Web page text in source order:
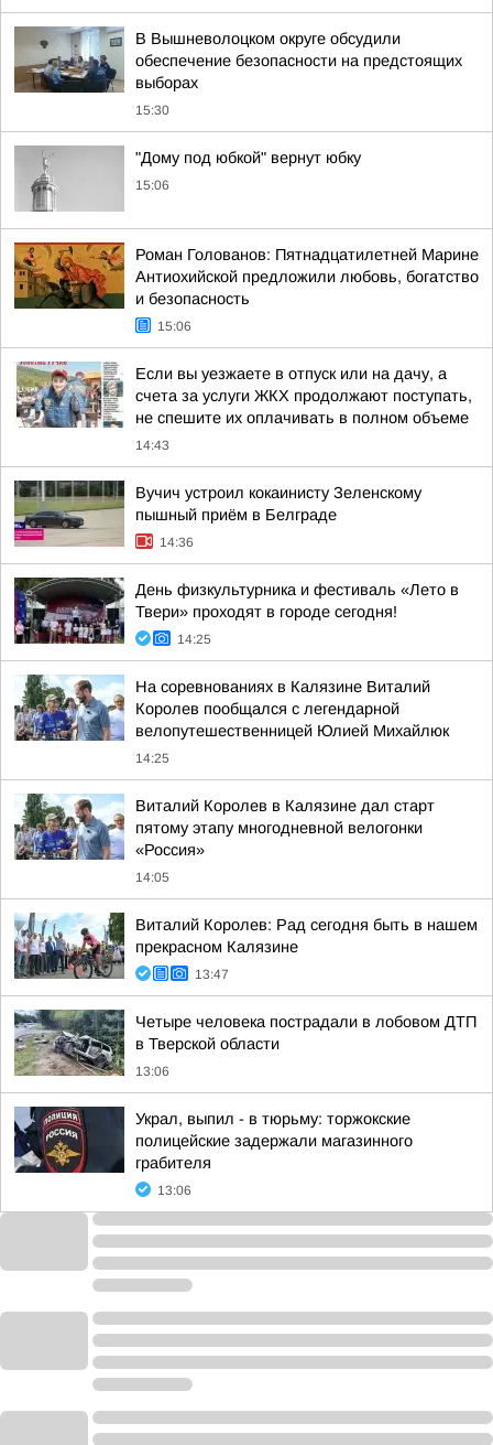
В Вышневолоцком округе обсудили
обеспечение безопасности на предстоящих
выборах
15:30
"Дому под юбкой" вернут юбку
15:06
Роман Голованов: Пятнадцатилетней Марине
Антиохийской предложили любовь, богатство
и безопасность
15:06
Если вы уезжаете в отпуск или на дачу, а
счета за услуги ЖКХ продолжают поступать,
не спешите их оплачивать в полном объеме
14:43
Вучич устроил кокаинисту Зеленскому
пышный приём в Белграде
14:36
День физкультурника и фестиваль «Лето в
Твери» проходят в городе сегодня!
14:25
На соревнованиях в Калязине Виталий
Королев пообщался с легендарной
велопутешественницей Юлией Михайлюк
14:25
Виталий Королев в Калязине дал старт
пятому этапу многодневной велогонки
«Россия»
14:05
Виталий Королев: Рад сегодня быть в нашем
прекрасном Калязине
13:47
Четыре человека пострадали в лобовом ДТП
в Тверской области
13:06
Украл, выпил - в тюрьму: торжокские
полицейские задержали магазинного
грабителя
13:06